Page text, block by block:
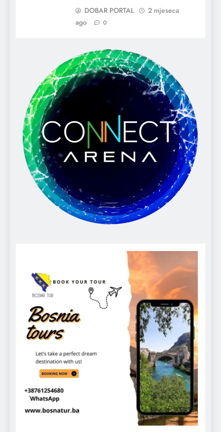
DOBAR PORTAL
2 mjeseca
ago
0